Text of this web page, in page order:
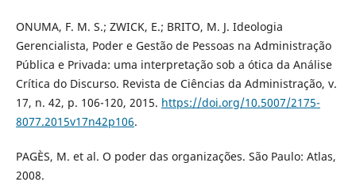
ONUMA, F. M. S.; ZWICK, E.; BRITO, M. J. Ideologia
Gerencialista, Poder e Gestão de Pessoas na Administração
Pública e Privada: uma interpretação sob a ótica da Análise
Crítica do Discurso. Revista de Ciências da Administração, v.
17, n. 42, p. 106-120, 2015. https://doi.org/10.5007/2175-
8077.2015v17n42p106.
PAGÈS, M. et al. O poder das organizações. São Paulo: Atlas,
2008.